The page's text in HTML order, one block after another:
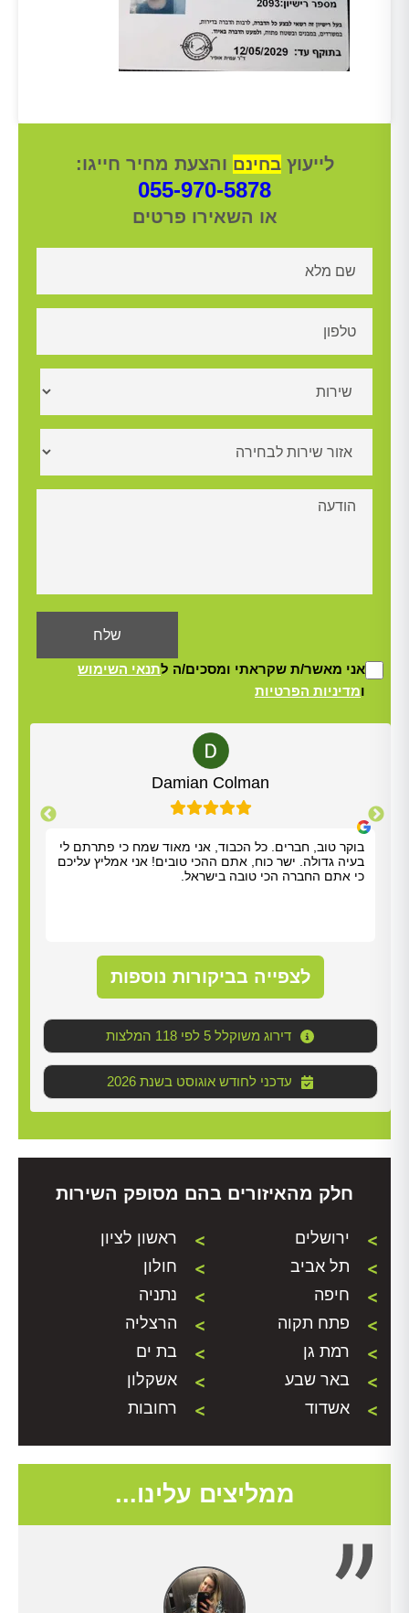
לייעוץבחינם והצעת מחיר חייגו:
055-970-5878
או השאירו פרטים
אני מאשר/ת שקראתי ומסכים/ה לתנאי השימוש
ומדיניות הפרטיות
Yisrael Woolf
תודה על כל העזרה. התרשמנו מאוד מנריה לויאני. הוא
הגיע תוך שעה, ביצע את העבודה מהר ונתן לנו הסברים
ברורים. כל הכבוד!
לצפייה בביקורות נוספות
דירוג משוקלל 5 לפי 118 המלצות
2026 עדכני לחודש אוגוסט בשנת
חלק מהאיזורים בהם מסופק השירות
ירושלים
ראשון לציון
תל אביב
חולון
חיפה
נתניה
פתח תקוה
הרצליה
רמת גן
בת ים
באר שבע
אשקלון
אשדוד
רחובות
ממליצים עלינו...